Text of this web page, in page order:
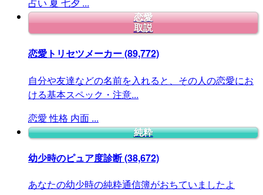
占い 夏 七夕 ...
恋愛
取説
恋愛トリセツメーカー(89,772)
自分や友達などの名前を入れると、その人の恋愛にお
ける基本スペック・注意...
恋愛 性格 内面 ...
純粋
幼少時のピュア度診断(38,672)
あなたの幼少時の純粋通信簿がおちていましたよ